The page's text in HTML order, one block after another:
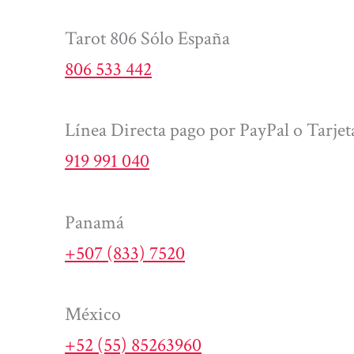
Tarot 806 Sólo España
806 533 442
Línea Directa pago por PayPal o
919 991 040
Panamá
+507 (833) 7520
México
+52 (55) 85263960